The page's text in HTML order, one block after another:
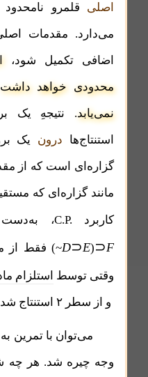
اصلی قلمرو نامحدود
می‌دارد. مقدمات
اضافی تکمیل شود،
محدودی خواهد
نمی‌یابد. نتیجهِ یک
استنتاج‌ها درون یک
گزاره‌ای است که از
مانند گزاره‌ای که
کاربرد C.P.، به‌دست
(~D⊃E)⊃F فقط از
وقتی توسط استلزام
و از سطر ۲ استنتاج شده است.
می‌توان با تمرین
وجه چیره شد. هر چه